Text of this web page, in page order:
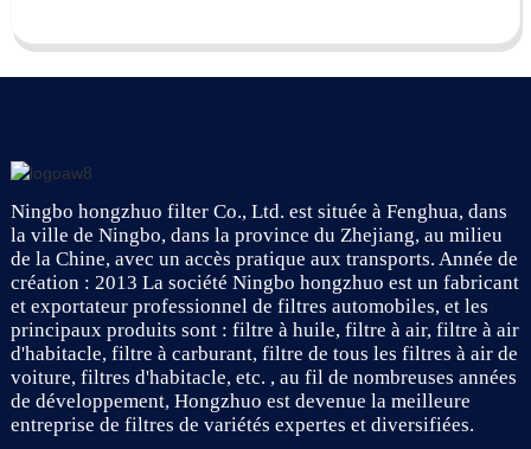
Ningbo hongzhuo filter Co., Ltd. est située à Fenghua, dans
la ville de Ningbo, dans la province du Zhejiang, au milieu
de la Chine, avec un accès pratique aux transports. Année de
création : 2013 La société Ningbo hongzhuo est un fabricant
et exportateur professionnel de filtres automobiles, et les
principaux produits sont : filtre à huile, filtre à air, filtre à air
d'habitacle, filtre à carburant, filtre de tous les filtres à air de
voiture, filtres d'habitacle, etc. , au fil de nombreuses années
de développement, Hongzhuo est devenue la meilleure
entreprise de filtres de variétés expertes et diversifiées.